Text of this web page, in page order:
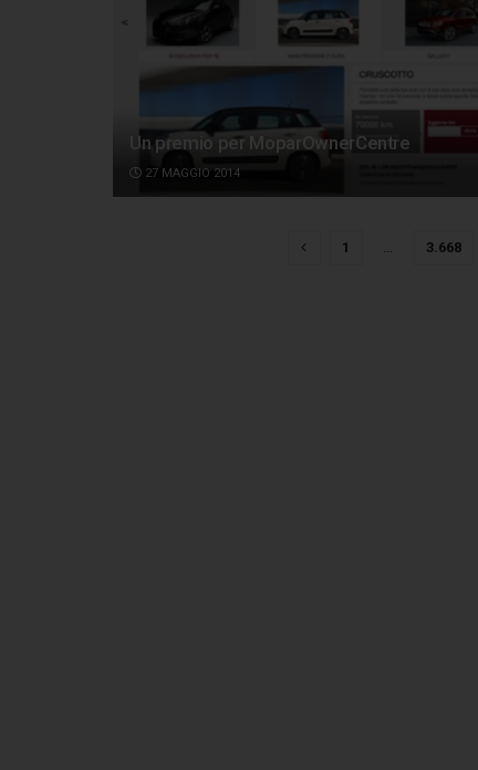
Un premio per MoparOwnerCentre
27 MAGGIO 2014
1 3.668